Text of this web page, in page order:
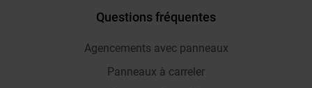
Questions fréquentes
Agencements avec panneaux
Panneaux à carreler